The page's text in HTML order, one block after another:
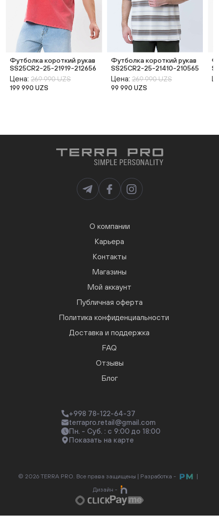
Футболка короткий рукав
SS25CR2-25-21919-212656
Цена: 269 990 UZS
199 990 UZS
Футболка короткий рукав
SS25CR2-25-21410-210565
Цена: 269 990 UZS
99 990 UZS
О компании
Карьера
Контакты
Магазины
Мой аккаунт
Публичная оферта
Политика конфиденциальности
Доставка и поддержка
FAQ
Отзывы
Блог
+998 78-122-64-37
terrapro.retail@gmail.com
Пн. - Суб. : с 9:00 до 18:00
Показать на карте
© 2026 TERRA PRO. Все права защищены | Разработка -
Дизайн -